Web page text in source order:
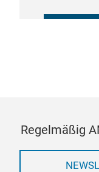
Regelmäßig